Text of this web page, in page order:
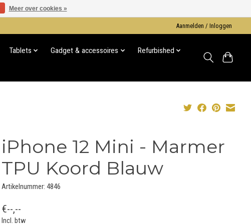
Aanmelden / Inloggen
Tablets Gadget & accessoires
Refurbished
iPhone 12 Mini - Marmer
TPU Koord Blauw
Artikelnummer: 4846
€--,--
Incl. btw
Meer over cookies »